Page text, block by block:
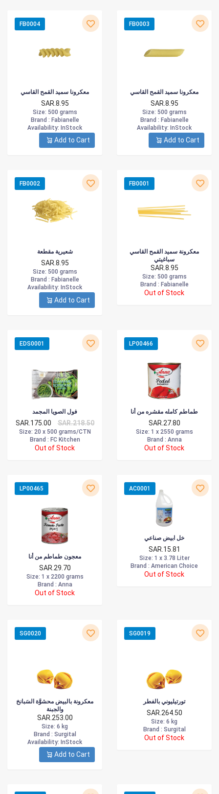
FB0004
معكرونا سميد القمح القاسي
SAR.8.95
Size: 500 grams
Brand : Fabianelle
Availability: InStock
Add to Cart
FB0003
معكرونا سميد القمح القاسي
SAR.8.95
Size: 500 grams
Brand : Fabianelle
Availability: InStock
Add to Cart
FB0002
شعيرية مقطعة
SAR.8.95
Size: 500 grams
Brand : Fabianelle
Availability: InStock
Add to Cart
FB0001
معكرونة سميد القمح القاسي
سباغيتي
SAR.8.95
Size: 500 grams
Brand : Fabianelle
Out of Stock
EDS0001
فول الصويا المجمد
SAR.175.00 SAR.218.50
Size: 20 x 500 grams/CTN
Brand : FC Kitchen
Out of Stock
LP00466
طماطم كامله مقشره من أنا
SAR.27.80
Size: 1 x 2550 grams
Brand : Anna
Out of Stock
LP00465
معجون طماطم من أنا
SAR.29.70
Size: 1 x 2200 grams
Brand : Anna
Out of Stock
AC0001
خل ابيض صناعي
SAR.15.81
Size: 1 x 3.78 Liter
Brand : American Choice
Out of Stock
SG0020
معكرونة بالبيض محشوَّة السَبانخ
والجبنة
SAR.253.00
Size: 6 kg
Brand : Surgital
Availability: InStock
Add to Cart
SG0019
تورتيليوني بالفطر
SAR.264.50
Size: 6 kg
Brand : Surgital
Out of Stock